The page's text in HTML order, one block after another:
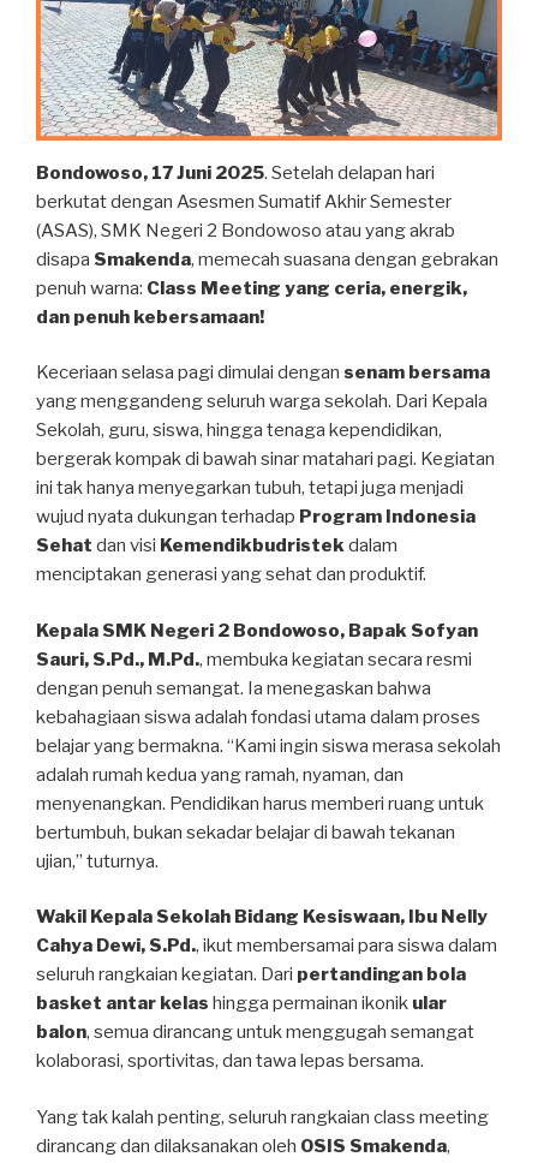
Bondowoso, 17 Juni 2025. Setelah delapan hari
berkutat dengan Asesmen Sumatif Akhir Semester
(ASAS), SMK Negeri 2 Bondowoso atau yang akrab
disapa Smakenda, memecah suasana dengan gebrakan
penuh warna: Class Meeting yang ceria, energik,
dan penuh kebersamaan!
Keceriaan selasa pagi dimulai dengan senam bersama
yang menggandeng seluruh warga sekolah. Dari Kepala
Sekolah, guru, siswa, hingga tenaga kependidikan,
bergerak kompak di bawah sinar matahari pagi. Kegiatan
ini tak hanya menyegarkan tubuh, tetapi juga menjadi
wujud nyata dukungan terhadap Program Indonesia
Sehat dan visi Kemendikbudristekdalam
menciptakan generasi yang sehat dan produktif.
Kepala SMK Negeri 2 Bondowoso, Bapak Sofyan
Sauri, S.Pd., M.Pd., membuka kegiatan secara resmi
dengan penuh semangat. Ia menegaskan bahwa
kebahagiaan siswa adalah fondasi utama dalam proses
belajar yang bermakna. “Kami ingin siswa merasa sekolah
adalah rumah kedua yang ramah, nyaman, dan
menyenangkan. Pendidikan harus memberi ruang untuk
bertumbuh, bukan sekadar belajar di bawah tekanan
ujian,” tuturnya.
Wakil Kepala Sekolah Bidang Kesiswaan, Ibu Nelly
Cahya Dewi, S.Pd., ikut membersamai para siswa dalam
seluruh rangkaian kegiatan. Dari pertandingan bola
basket antar kelas hingga permainan ikonik ular
balon, semua dirancang untuk menggugah semangat
kolaborasi, sportivitas, dan tawa lepas bersama.
Yang tak kalah penting, seluruh rangkaian class meeting
dirancang dan dilaksanakan oleh OSIS Smakenda,